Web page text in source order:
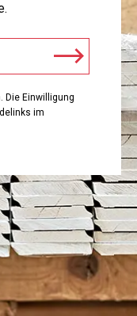
Die Einwilligung
im